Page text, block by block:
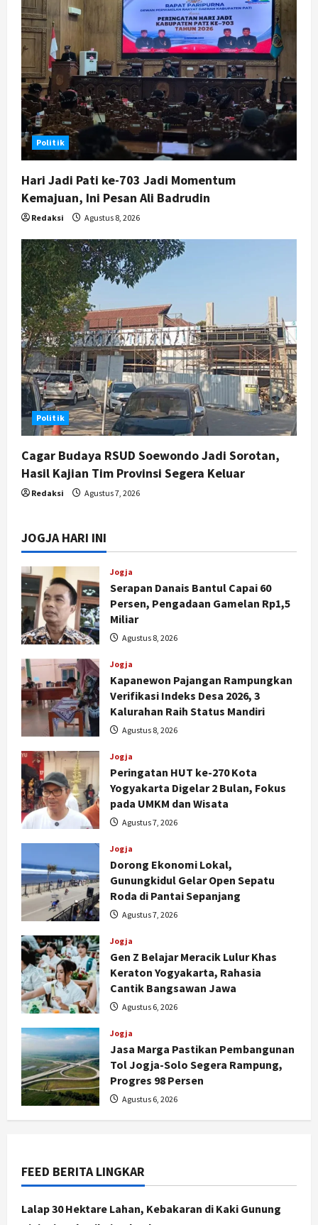
Politik
Hari Jadi Pati ke-703 Jadi Momentum
Kemajuan, Ini Pesan Ali Badrudin
Redaksi Agustus 8, 2026
Politik
Cagar Budaya RSUD Soewondo Jadi Sorotan,
Hasil Kajian Tim Provinsi Segera Keluar
Redaksi Agustus 7, 2026
JOGJA HARI INI
Jogja
Serapan Danais Bantul Capai 60
Persen, Pengadaan Gamelan Rp1,5
Miliar
Agustus 8, 2026
Jogja
Kapanewon Pajangan Rampungkan
Verifikasi Indeks Desa 2026, 3
Kalurahan Raih Status Mandiri
Agustus 8, 2026
Jogja
Peringatan HUT ke-270 Kota
Yogyakarta Digelar 2 Bulan, Fokus
pada UMKM dan Wisata
Agustus 7, 2026
Jogja
Dorong Ekonomi Lokal,
Gunungkidul Gelar Open Sepatu
Roda di Pantai Sepanjang
Agustus 7, 2026
Jogja
Gen Z Belajar Meracik Lulur Khas
Keraton Yogyakarta, Rahasia
Cantik Bangsawan Jawa
Agustus 6, 2026
Jogja
Jasa Marga Pastikan Pembangunan
Tol Jogja-Solo Segera Rampung,
Progres 98 Persen
Agustus 6, 2026
FEED BERITA LINGKAR
Lalap 30 Hektare Lahan, Kebakaran di Kaki Gunung
2
Jogja
Serapan Danais Bantul Capai 60
Miliar
Agustus 8, 2026
Jogja
Kapanewon Pajangan Rampungkan
Politik
Hari Jadi Pati ke-703 Jadi
Momentum Kemajuan, Ini Pesan Ali
Badrudin